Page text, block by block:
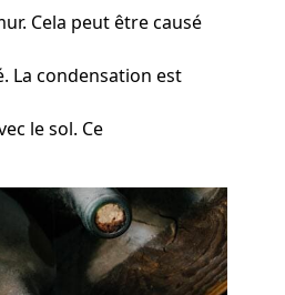
Cela peut être causé
La condensation est
le sol. Ce